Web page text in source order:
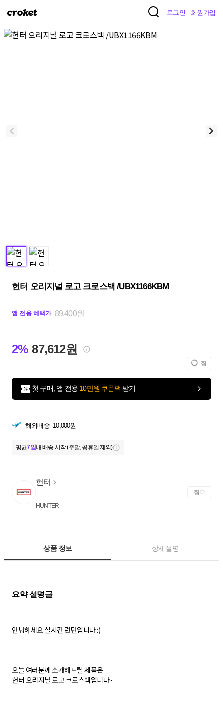
크
켓
로그인 회원가입
헌터 오리지널 로고 크로스백 /UBX1166KBM
앱 전용 혜택가 89,400원
2% 87,612원
찜
첫 구매, 앱 전용 10만원 쿠폰팩 받기
해외배송 10,000원
평균7일내 배송 시작 (주말, 공휴일 제외)
헌터
HUNTER
찜
상품 정보 상세설명
요약 설명글
안녕하세요 실시간 런던입니다 :)
오늘 여러분께 소개해드릴 제품은
헌터 오리지널 로고 크로스백입니다~